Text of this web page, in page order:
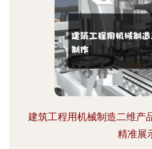
建筑工程用机械制造二维产
精准展